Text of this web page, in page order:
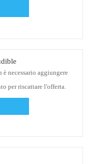
necessario aggiungere
per riscattare l'offerta.